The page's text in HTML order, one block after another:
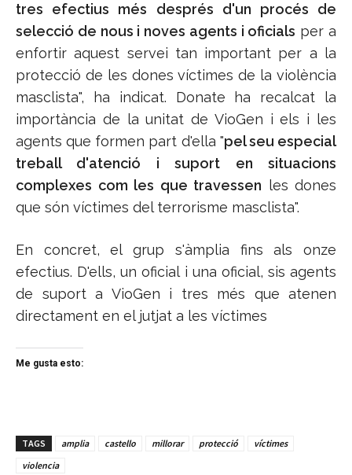
tres efectius més després d'un procés de
selecció de nous i noves agents i oficials per a
enfortir aquest servei tan important per a la
protecció de les dones víctimes de la violència
masclista", ha indicat. Donate ha recalcat la
importància de la unitat de VioGen i els i les
agents que formen part d'ella "pel seu especial
treball d'atenció i suport en situacions
complexes com les que travessen les dones
que són víctimes del terrorisme masclista".
En concret, el grup s'àmplia fins als onze
efectius. D'ells, un oficial i una oficial, sis agents
de suport a VioGen i tres més que atenen
directament en el jutjat a les víctimes
Me gusta esto:
TAGS amplia castello millorar protecció
víctimes
violencia